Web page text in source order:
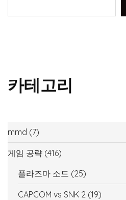
카테고리
mmd (7)
게임 공략 (416)
플라즈마 소드 (25)
CAPCOM vs SNK 2 (19)